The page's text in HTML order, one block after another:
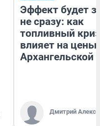
Эффект будет
не сразу: как
топливный
влияет на цены
Архангельской
Дмитрий